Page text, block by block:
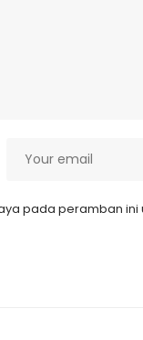
pada peramban ini